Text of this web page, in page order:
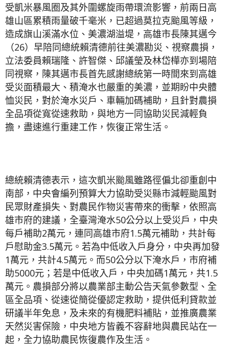
受凱米暴風圈及其外圍螺旋雨帶環流影響，前兩日高
雄山區累積雨量破千毫米，已超過莫拉克颱風等級，
造成旗山溪滿水位、美濃湖溢堤，高雄市長陳其邁今
（26）早陪同總統賴清德前往美濃勘災、視察農損，
立法委員賴瑞隆、許智傑、邱議瑩及林岱樺亦到場陪
同視察，陳其邁市長首先感謝總統第一時間來到高雄
受災面積最大、積淹水也嚴重的美濃，並期盼中央體
恤災民，對於淹水災戶、車輛加碼補助，且針對農損
全品項從寬從速救助，與地方一同協助災民減輕負
擔，盡速進行重建工作，恢復正常生活。
總統賴清德表示，這次凱米颱風雖路徑偏北卻重創中
南部，中央會編列預算大力協助受災縣市減輕颱風對
民眾財產損失、對農民作物災害帶來的衝擊，依照高
雄市府的建議，全臺灣淹水50公分以上受災戶，中央
每戶補助2萬元，連同高雄市府1.5萬元補助，共計每
戶慰助金3.5萬元。若為中低收入戶身分，中央再加發
1萬元，共計4.5萬元。而50公分以下淹水戶，市府補
助5000元；若是中低收入戶，中央加碼1萬元，共1.5
萬元。農損部分將以農業部主動公告天氣參數型、全
區全品項、從速從簡從優認定救助，提供低利貸款並
研議半年免息，及未來的有機肥料補貼，並推廣農業
天然災害保險，中央地方皆義不容辭地與農民站在一
起，全力協助農民恢復農作及生活。